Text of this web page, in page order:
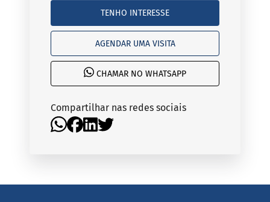
TENHO INTERESSE
AGENDAR UMA VISITA
CHAMAR NO WHATSAPP
Compartilhar nas redes sociais